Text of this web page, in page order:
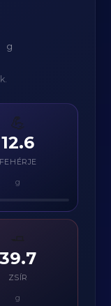
g
💪
12.6
FEHÉRJE
g
39.7
ZSÍR
g